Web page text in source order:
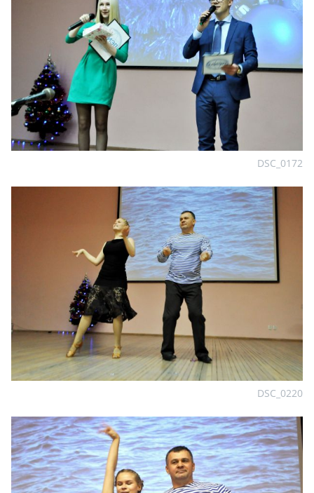
DSC_0172
DSC_0220